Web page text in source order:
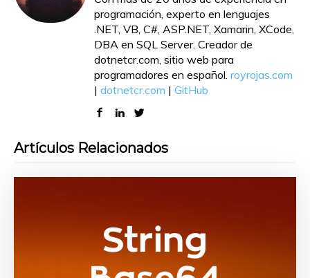
programación, experto en lenguajes
.NET, VB, C#, ASP.NET, Xamarin, XCode,
DBA en SQL Server. Creador de
dotnetcr.com, sitio web para
programadores en español. royrojas.com
| dotnetcr.com | GitHub
Artículos Relacionados